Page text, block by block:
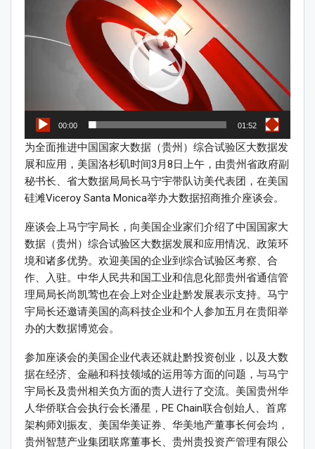
00:00 01:52
为全面推进中国国家大数据（贵州）综合试验区大数据发
展和应用，美国洛杉矶时间3月8日上午，由贵州省政府副
秘书长、省大数据局局长马宁宇带队访美代表团，在美国
硅滩Viceroy Santa Monica举办大数据招商推介座谈会。
座谈会上马宁宇局长，向美国企业家们介绍了中国国家大
数据（贵州）综合试验区大数据发展和应用情况、政策环
境和诸多优势。欢迎美国的企业到综合试验区考察、合
作、入驻。中华人民共和国工业和信息化部贵州省通信管
理局局长尚凯莺也在会上对企业赴黔发展表示支持。马宁
宇局长还邀请美国的高科技企业和个人参加五月在贵阳举
办的大数据博览会。
参加座谈会的美国企业代表还就赴黔投资创业，以及大数
据在经济、金融和科技领域的运用等方面的问题，与马宁
宇局长及贵州相关负方面的责人进行了交流。美国贵州华
人华侨联合会执行会长潘星，PE Chain联合创始人、首席
架构师刘振友、美国华美证券、华美地产董事长何会均，
贵州智慧产业集团联席董事长、贵州贵投资产管理有限公